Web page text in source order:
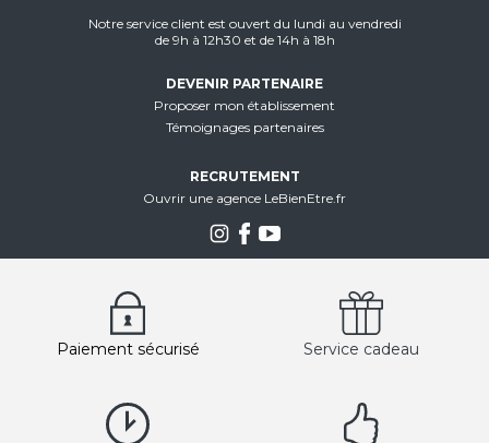
Notre service client est ouvert du lundi au vendredi
de 9h à 12h30 et de 14h à 18h
DEVENIR PARTENAIRE
Proposer mon établissement
Témoignages partenaires
RECRUTEMENT
Ouvrir une agence LeBienEtre.fr
Paiement sécurisé Service cadeau